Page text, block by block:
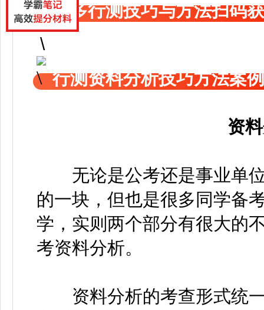
更多行测技巧与方法扫码
行测资料分析技巧方法案例
资
无论是公考还是事业单位
的一块，但也是很多同学备
学，实则两个部分有很大的
考资料分析。
资料分析的考查形式统一